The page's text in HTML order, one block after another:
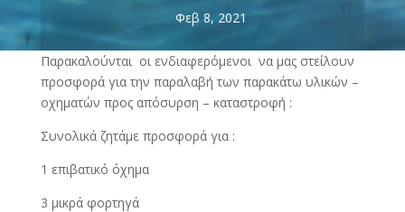
Φεβ 8, 2021
Παρακαλούνται οι ενδιαφερόμενοι να μας στείλουν
προσφορά για την παραλαβή των παρακάτω υλικών –
οχηματών προς απόσυρση – καταστροφή :
Συνολικά ζητάμε προσφορά για :
1 επιβατικό όχημα
3 μικρά φορτηγά